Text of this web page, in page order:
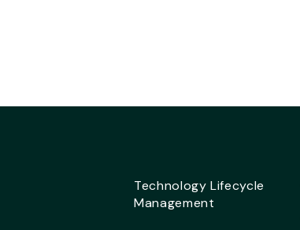
Technology Lifecycle
Management